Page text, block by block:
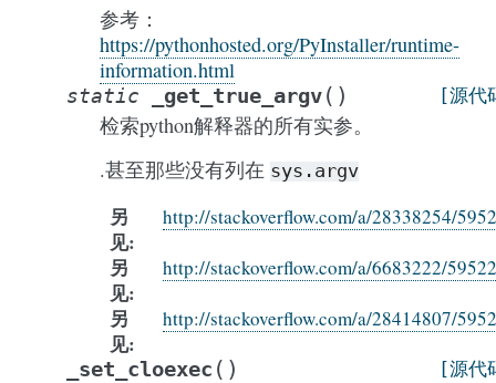
参考：
https://pythonhosted.org/PyInstaller/runtime-
information.html
static _get_true_argv( ) [源代
检索python解释器的所有实参。
.甚至那些没有列在 sys.argv
另
见
http://stackoverflow.com/a/28338254/
另
见
http://stackoverflow.com/a/6683222/
另
见
http://stackoverflow.com/a/28414807/
_set_cloexec ( ) [源代